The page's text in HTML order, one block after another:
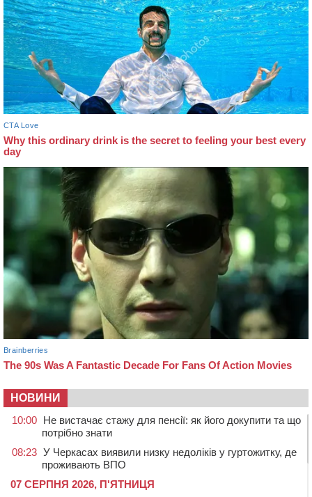
НОВИНИ
10:00 Не вистачає стажу для пенсії: як його докупити та що
потрібно знати
08:23 У Черкасах виявили низку недоліків у гуртожитку, де
проживають ВПО
07 СЕРПНЯ 2026, П'ЯТНИЦЯ